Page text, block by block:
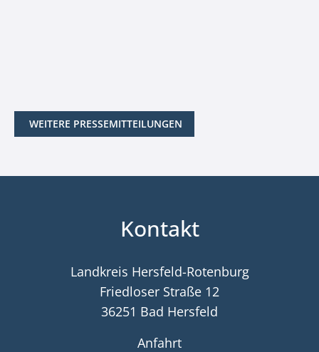
WEITERE PRESSEMITTEILUNGEN
Kontakt
Landkreis Hersfeld-Rotenburg
Friedloser Straße 12
36251 Bad Hersfeld
Anfahrt